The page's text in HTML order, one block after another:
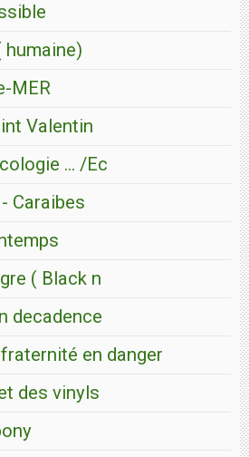
humaine)
MER
Valentin
... /Ec
Caraibes
( Black n
decadence
en danger
des vinyls